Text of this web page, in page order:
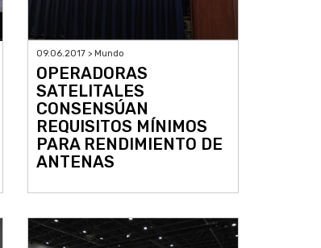
09.06.2017 > Mundo
OPERADORAS
SATELITALES
CONSENSÚAN
REQUISITOS MÍNIMOS
PARA RENDIMIENTO DE
ANTENAS